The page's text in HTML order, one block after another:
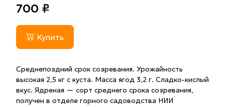
700 ₽
Купить
Среднепоздний срок созревания. Урожайность
высокая 2,5 кг с куста. Масса ягод 3,2 г. Сладко-кислый
вкус. Ядреная — сорт среднего срока созревания,
получен в отделе горного садоводства НИИ